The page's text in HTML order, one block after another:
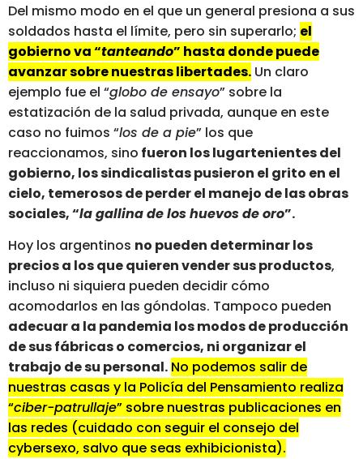
Del mismo modo en el que un general presiona a sus
soldados hasta el límite, pero sin superarlo; el
gobierno va “tanteando” hasta donde puede
avanzar sobre nuestras libertades. Un claro
ejemplo fue el “globo de ensayo” sobre la
estatización de la salud privada, aunque en este
caso no fuimos “los de a pie” los que
reaccionamos, sino fueron los lugartenientes del
gobierno, los sindicalistas pusieron el grito en el
cielo, temerosos de perder el manejo de las obras
sociales, “la gallina de los huevos de oro”.
Hoy los argentinos no pueden determinar los
precios a los que quieren vender sus productos,
incluso ni siquiera pueden decidir cómo
acomodarlos en las góndolas. Tampoco pueden
adecuar a la pandemia los modos de producción
de sus fábricas o comercios, ni organizar el
trabajo de su personal. No podemos salir de
nuestras casas y la Policía del Pensamiento realiza
“ciber-patrullaje” sobre nuestras publicaciones en
las redes (cuidado con seguir el consejo del
cybersexo, salvo que seas exhibicionista).